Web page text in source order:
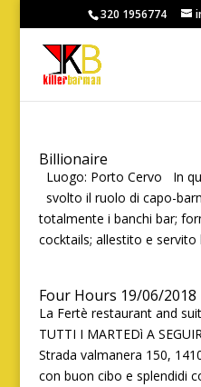
320 1956774
Billionaire
Luogo: Porto Cervo In
svolto il ruolo di capo-
totalmente i banchi bar;
cocktails; allestito e servito
Four Hours 19/06/2018
La Fertè restaurant and
TUTTI I MARTEDì A
Strada valmanera 150,
con buon cibo e splendidi